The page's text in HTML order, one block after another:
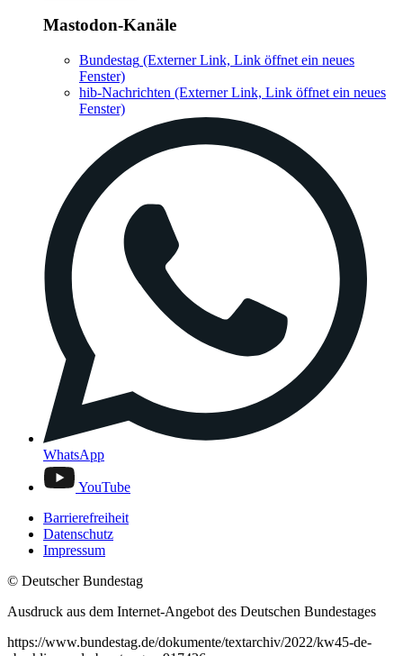
Mastodon-Kanäle
Bundestag (Externer Link, Link öffnet ein neues
Fenster)
hib-Nachrichten (Externer Link, Link öffnet ein neues
Fenster)
WhatsApp
YouTube
Barrierefreiheit
Datenschutz
Impressum
© Deutscher Bundestag
Ausdruck aus dem Internet-Angebot des Deutschen Bundestages
https://www.bundestag.de/dokumente/textarchiv/2022/kw45-de-